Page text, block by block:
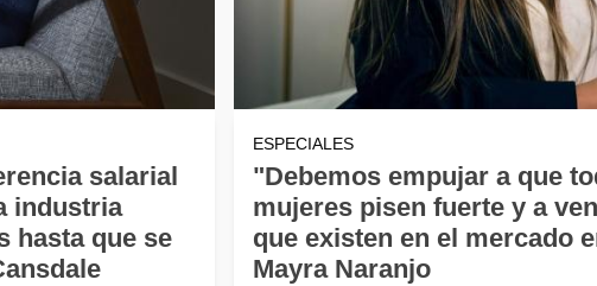
salarial
industria
hasta que se
ESPECIALES
"Debemos empujar a que
mujeres pisen fuerte y a
que existen en el mercado
Mayra Naranjo